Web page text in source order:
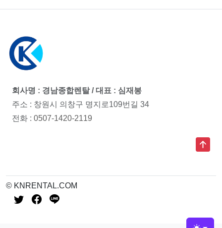
회사명 : 경남종합렌탈 / 대표 : 심재봉
주소 : 창원시 의창구 명지로109번길 34
전화 : 0507-1420-2119
© KNRENTAL.COM